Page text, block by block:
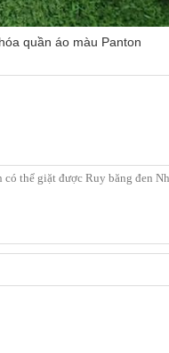
quần áo màu Panton